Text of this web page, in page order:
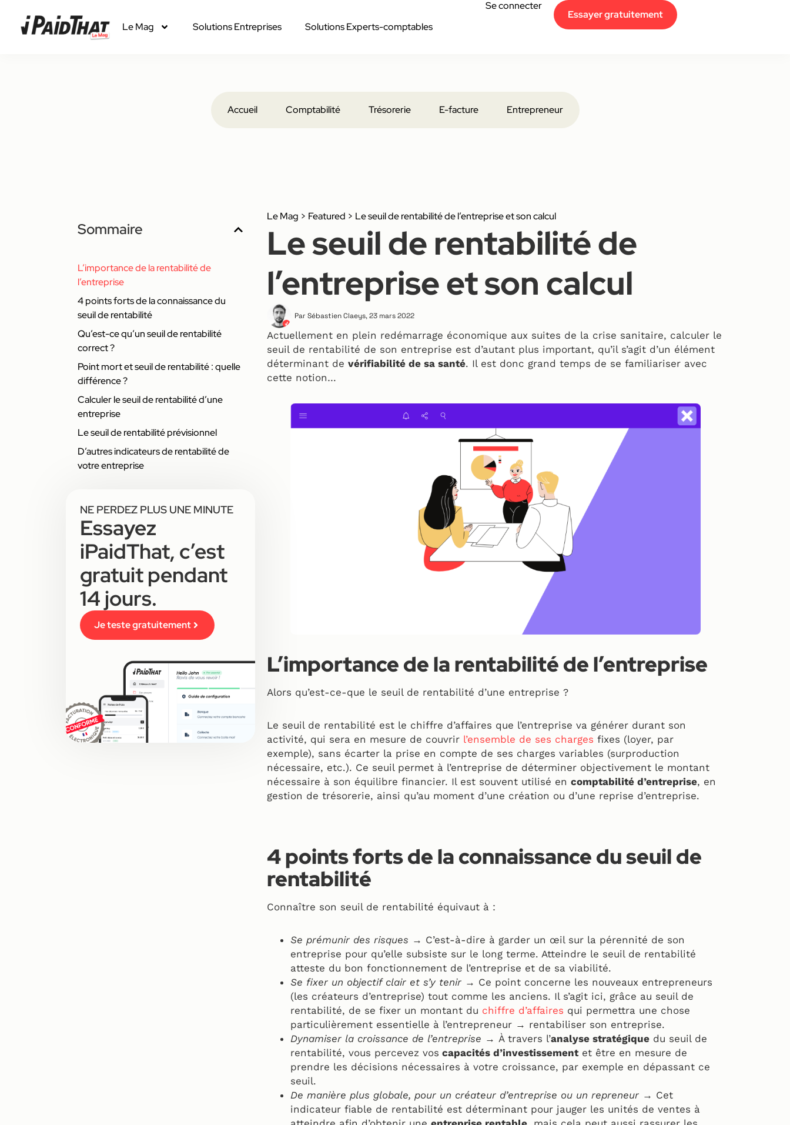
Le Mag Solutions Entreprises Solutions Experts-comptables
Se connecter
Essayer gratuitement
Accueil Comptabilité Trésorerie E-facture Entrepreneur
Sommaire
L’importance de la rentabilité de
l’entreprise
4 points forts de la connaissance du
seuil de rentabilité
Qu’est-ce qu’un seuil de rentabilité
correct ?
Point mort et seuil de rentabilité : quelle
différence ?
Calculer le seuil de rentabilité d’une
entreprise
Le seuil de rentabilité prévisionnel
D’autres indicateurs de rentabilité de
votre entreprise
NE PERDEZ PLUS UNE MINUTE
Essayez
iPaidThat, c’est
gratuit pendant
14 jours.
Je teste gratuitement
Le Mag > Featured > Le seuil de rentabilité de l’entreprise et son calcul
Le seuil de rentabilité de
l’entreprise et son calcul
Par Sébastien Claeys,23 mars 2022
Actuellement en plein redémarrage économique aux suites de la crise sanitaire, calculer le
seuil de rentabilité de son entreprise est d’autant plus important, qu’il s’agit d’un élément
déterminant de vérifiabilité de sa santé. Il est donc grand temps de se familiariser avec
cette notion…
L’importance de la rentabilité de l’entreprise
Alors qu’est-ce-que le seuil de rentabilité d’une entreprise ?
Le seuil de rentabilité est le chiffre d’affaires que l’entreprise va générer durant son
activité, qui sera en mesure de couvrir l’ensemble de ses charges fixes (loyer, par
exemple), sans écarter la prise en compte de ses charges variables (surproduction
nécessaire, etc.). Ce seuil permet à l’entreprise de déterminer objectivement le montant
nécessaire à son équilibre financier. Il est souvent utilisé en comptabilité d’entreprise, en
gestion de trésorerie, ainsi qu’au moment d’une création ou d’une reprise d’entreprise.
4 points forts de la connaissance du seuil de
rentabilité
Connaître son seuil de rentabilité équivaut à :
Se prémunir des risques → C’est-à-dire à garder un œil sur la pérennité de son
entreprise pour qu’elle subsiste sur le long terme. Atteindre le seuil de rentabilité
atteste du bon fonctionnement de l’entreprise et de sa viabilité.
Se fixer un objectif clair et s’y tenir → Ce point concerne les nouveaux entrepreneurs
(les créateurs d’entreprise) tout comme les anciens. Il s’agit ici, grâce au seuil de
rentabilité, de se fixer un montant du chiffre d’affaires qui permettra une chose
particulièrement essentielle à l’entrepreneur → rentabiliser son entreprise.
Dynamiser la croissance de l’entreprise → À travers l’analyse stratégique du seuil de
rentabilité, vous percevez vos capacités d’investissementet être en mesure de
prendre les décisions nécessaires à votre croissance, par exemple en dépassant ce
seuil.
De manière plus globale, pour un créateur d’entreprise ou un repreneur → Cet
indicateur fiable de rentabilité est déterminant pour jauger les unités de ventes à